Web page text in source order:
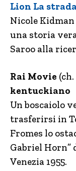
Lion La
Nicole
una storia
Saroo alla
Rai Movie
kentuckiano
Un boscaiolo
trasferirsi in
Fromes lo
Gabriel Horn”
Venezia 1955.